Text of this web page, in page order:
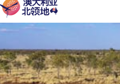
主
导
尔
文
斯
泉
乌
鲁
鲁
国
家
公
园
治
菲
特
国
家
公
瓦
塔
卡
国
家
公
提
东
阿
马
尼
特
米
卡
鲁
卡
鲁
/
茨
奥
里
查
体
验
攻
略
庆
与
活
动
外
和
探
险
然
和
野
生
动
植
历
史
和
遗
高
露
住
宿
旅
程
车
和
交
通